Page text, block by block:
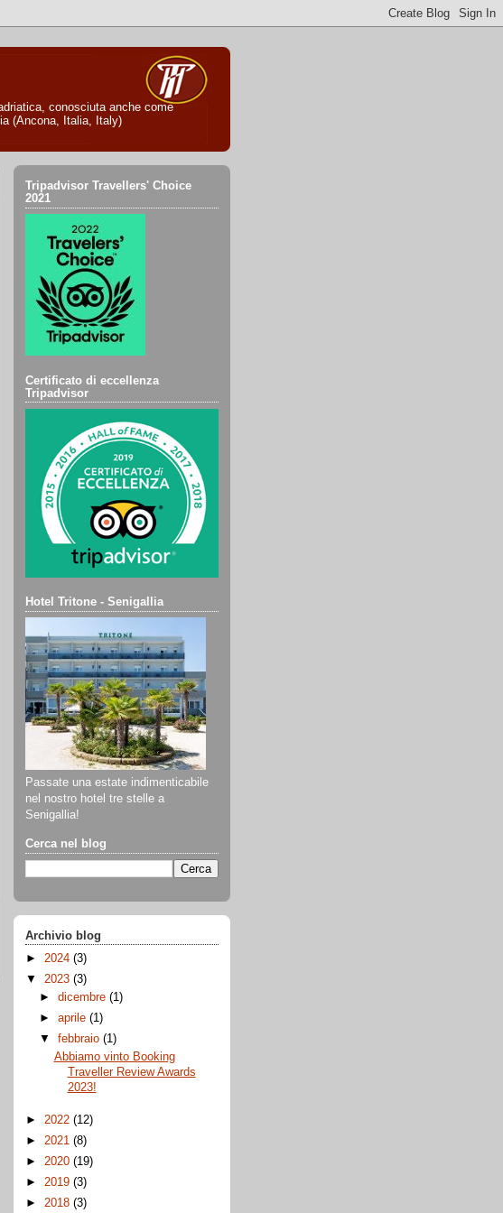
conosciuta anche come
(Ancona, Italia, Italy)
Tripadvisor Travellers' Choice
2021
Certificato di eccellenza
Tripadvisor
Hotel Tritone - Senigallia
Passate una estate indimenticabile
nel nostro hotel tre stelle a
Senigallia!
Cerca nel blog
Archivio blog
► 2024 (3)
▼ 2023 (3)
►dicembre(1)
►aprile(1)
▼febbraio(1)
Abbiamo vinto Booking
Traveller Review Awards
2023!
► 2022 (12)
► 2021 (8)
► 2020 (19)
► 2019 (3)
► 2018 (3)